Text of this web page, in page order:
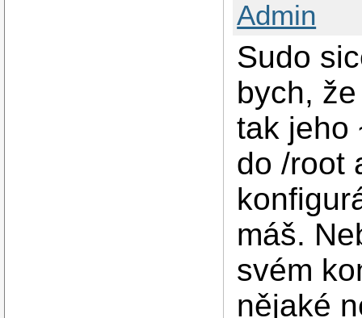
Admin
Sudo
bych,
tak jeho
do /root
máš.
svém
nějaké